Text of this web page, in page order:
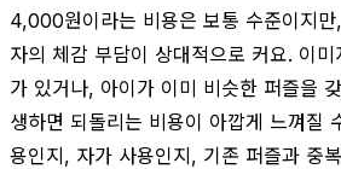
4,000원이라는 비용은 보통 수준이지
자의 체감 부담이 상대적으로 커요. 이
가 있거나, 아이가 이미 비슷한 퍼즐을
생하면 되돌리는 비용이 아깝게 느껴질
용인지, 자가 사용인지, 기존 퍼즐과 중